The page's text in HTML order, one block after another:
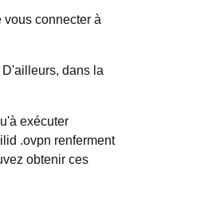
connecter à
dans la
exécuter
.ovpn renferment
obtenir ces